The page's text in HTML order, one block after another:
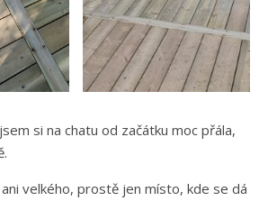
si na chatu od začátku moc přála,
velkého, prostě jen místo, kde se dá